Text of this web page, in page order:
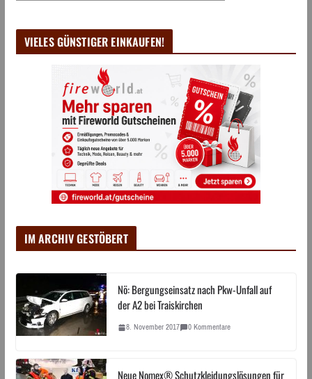
VIELES GÜNSTIGER EINKAUFEN!
IM ARCHIV GESTÖBERT
Nö: Bergungseinsatz nach Pkw-Unfall auf
der A2 bei Traiskirchen
8. November 2017 0 Kommentare
Neue Nomex® Schutzkleidungslösungen für